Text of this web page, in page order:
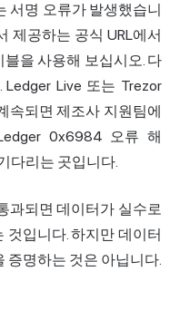
서명 오류가 발생했습니
제공하는 공식 URL에서
을 사용해 보십시오. 다
Live 또는 Trezor
속되면 제조사 지원팀에
0x6984 오류 해
다리는 곳입니다.
과되면 데이터가 실수로
입니다. 하지만 데이터
증명하는 것은 아닙니다.